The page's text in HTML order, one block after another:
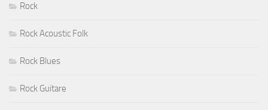
Rock
Rock Acoustic Folk
Rock Blues
Rock Guitare